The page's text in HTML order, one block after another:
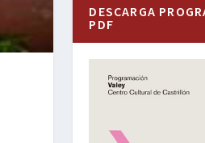
DESCARGA
PDF